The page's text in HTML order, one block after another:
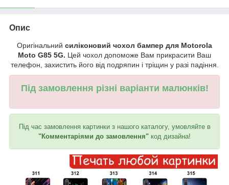
Опис
Оригінальний силіконовий чохол бампер для Motorola
Moto G85 5G. Цей чохол допоможе Вам прикрасити Ваш
телефон, захистить його від подряпин і тріщин у разі падіння.
Під замовлення різні варіанти малюнків!
Під час замовлення картинки з нашого каталогу, умовляйте в
"Комментаріями до замовлення" код дизайна!